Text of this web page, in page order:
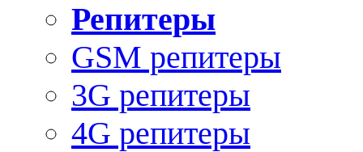
Репитеры
GSM репитеры
3G репитеры
4G репитеры